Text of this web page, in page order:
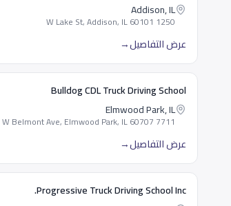
Addison, IL
1250 W Lake St, Addison, IL 60101
عرض التفاصيل→
Bulldog CDL Truck Driving School
Elmwood Park, IL
7711 W Belmont Ave, Elmwood Park, IL 60707
عرض التفاصيل→
Progressive Truck Driving School Inc.